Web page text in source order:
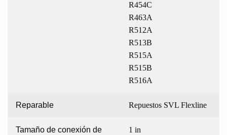
R454C
R463A
R512A
R513B
R515A
R515B
R516A
Reparable Repuestos SVL Flexline
Tamaño de conexión de
1 in